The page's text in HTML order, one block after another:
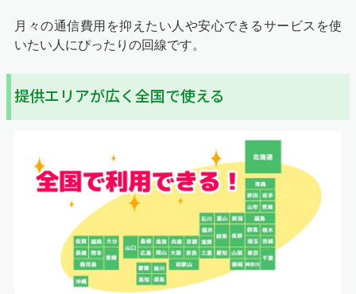
月々の通信費用を抑えたい人や安心できるサービスを使
いたい人にぴったりの回線です。
提供エリアが広く全国で使える